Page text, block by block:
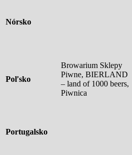
Nórsko
Poľsko
Browarium Sklepy
Piwne, BIERLAND
– land of 1000 beers,
Piwnica
Portugalsko